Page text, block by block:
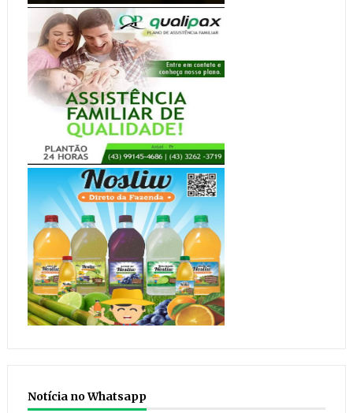
Notícia no Whatsapp